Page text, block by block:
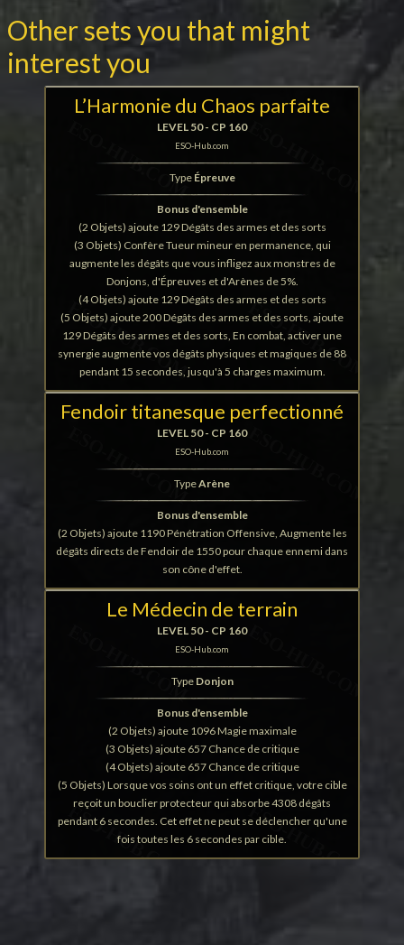
Other sets you that might
interest you
L’Harmonie du Chaos parfaite
LEVEL 50 - CP 160
ESO-Hub.com
Type Épreuve
Bonus d'ensemble
(2 Objets) ajoute 129 Dégâts des armes et des sorts
(3 Objets) Confère Tueur mineur en permanence, qui
augmente les dégâts que vous infligez aux monstres de
Donjons, d'Épreuves et d'Arènes de 5%.
(4 Objets) ajoute 129 Dégâts des armes et des sorts
(5 Objets) ajoute 200 Dégâts des armes et des sorts, ajoute
129 Dégâts des armes et des sorts, En combat, activer une
synergie augmente vos dégâts physiques et magiques de 88
pendant 15 secondes, jusqu'à 5 charges maximum.
Fendoir titanesque perfectionné
LEVEL 50 - CP 160
ESO-Hub.com
TypeArène
Bonus d'ensemble
(2 Objets) ajoute 1190 Pénétration Offensive, Augmente les
dégâts directs de Fendoir de 1550 pour chaque ennemi dans
son cône d'effet.
Le Médecin de terrain
LEVEL 50 - CP 160
ESO-Hub.com
Type Donjon
Bonus d'ensemble
(2 Objets) ajoute 1096 Magie maximale
(3 Objets) ajoute 657 Chance de critique
(4 Objets) ajoute 657 Chance de critique
(5 Objets) Lorsque vos soins ont un effet critique, votre cible
reçoit un bouclier protecteur qui absorbe 4308 dégâts
pendant 6 secondes. Cet effet ne peut se déclencher qu'une
fois toutes les 6 secondes par cible.